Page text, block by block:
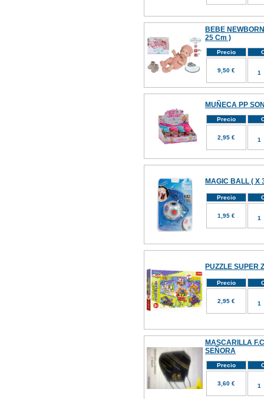
BEBE
25 Cm )
Precio
9,50 €
MUÑECA PP
Precio
2,95 €
MAGIC BALL ( X
Precio
1,95 €
PUZZLE SUPER
Precio
2,95 €
MASCARILLA
SEÑORA
Precio
3,60 €